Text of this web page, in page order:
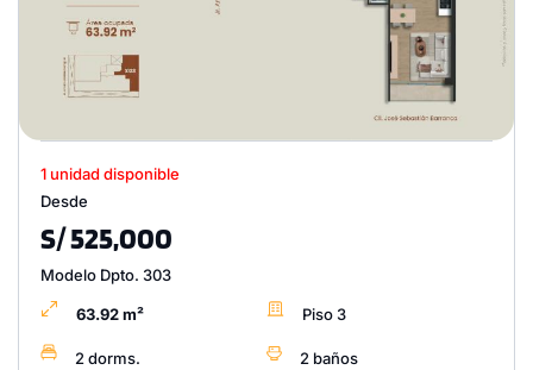
1 unidad disponible
Desde
S/ 525,000
Modelo Dpto. 303
63.92 m² Piso 3
2 dorms. 2 baños